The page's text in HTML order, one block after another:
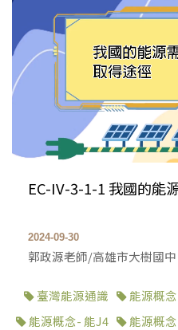
EC-IV-3-1-1 我國的能
2024-09-30
郭政源老師/高雄市大樹國中
臺灣能源通識 能源概
能源概念- 能J4
能源概